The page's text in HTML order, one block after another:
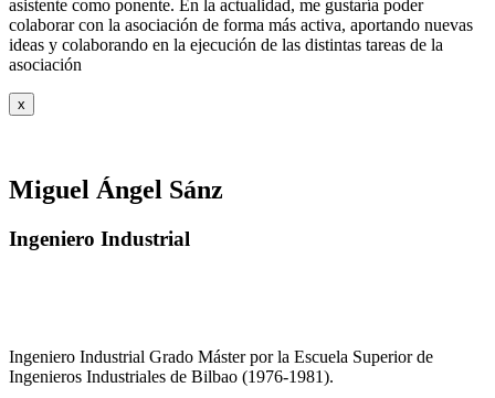
asistente como ponente. En la actualidad, me gustaría poder
colaborar con la asociación de forma más activa, aportando nuevas
ideas y colaborando en la ejecución de las distintas tareas de la
asociación
x
Miguel Ángel Sánz
Ingeniero Industrial
Ingeniero Industrial Grado Máster por la Escuela Superior de
Ingenieros Industriales de Bilbao (1976-1981).